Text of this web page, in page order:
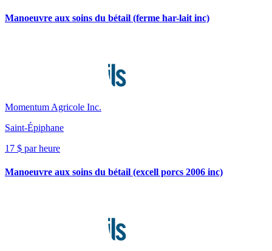
Manoeuvre aux soins du bétail (ferme har-lait inc)
Momentum Agricole Inc.
Saint-Épiphane
17 $ par heure
Manoeuvre aux soins du bétail (excell porcs 2006 inc)